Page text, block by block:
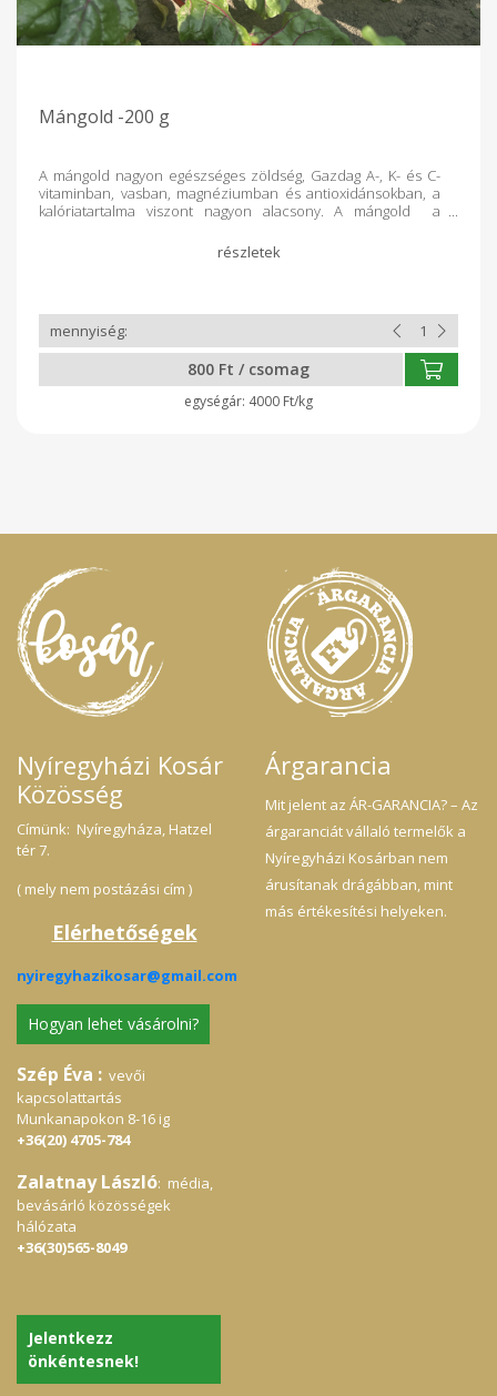
Mángold -200 g
A mángold nagyon egészséges zöldség, Gazdag A-, K- és C-
vitaminban, vasban, magnéziumban és antioxidánsokban, a
kalóriatartalma viszont nagyon alacsony. A mángold a
leveleit fogyasztjuk.A teljes levél ehető és nagyon finom! A
levél közepe is ropogós és kellemes ízű.
800 Ft / csomag
4000 Ft/kg
Nyíregyházi Kosár
Közösség
Címünk: Nyíregyháza, Hatzel
tér 7.
( mely nem postázási cím )
Elérhetőségek
nyiregyhazikosar@gmail.com
Hogyan lehet vásárolni?
Szép Éva : vevői
kapcsolattartás
Munkanapokon 8-16 ig
+36(20) 4705-784
Zalatnay László: média,
bevásárló közösségek
hálózata
+36(30)565-8049
Jelentkezz
önkéntesnek!
Árgarancia
Mit jelent az ÁR-GARANCIA? – Az
árgaranciát vállaló termelők a
Nyíregyházi Kosárban nem
árusítanak drágábban, mint
más értékesítési helyeken.